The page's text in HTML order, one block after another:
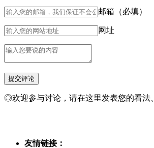
邮箱（必填）
网址
◎欢迎参与讨论，请在这里发表您的看法
友情链接：